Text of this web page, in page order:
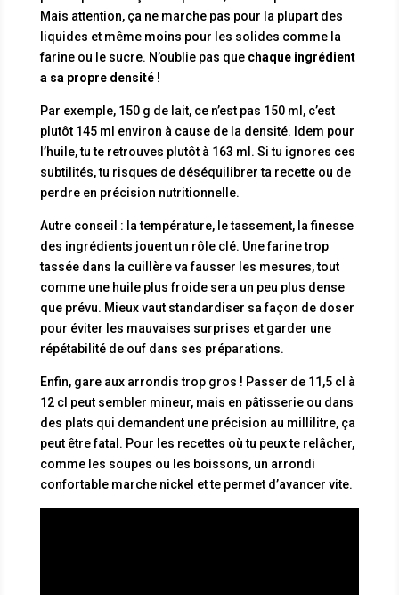
Mais attention, ça ne marche pas pour la plupart des
liquides et même moins pour les solides comme la
farine ou le sucre. N’oublie pas que chaque ingrédient
a sa propre densité!
Par exemple, 150 g de lait, ce n’est pas 150 ml, c’est
plutôt 145 ml environ à cause de la densité. Idem pour
l’huile, tu te retrouves plutôt à 163 ml. Si tu ignores ces
subtilités, tu risques de déséquilibrer ta recette ou de
perdre en précision nutritionnelle.
Autre conseil : la température, le tassement, la finesse
des ingrédients jouent un rôle clé. Une farine trop
tassée dans la cuillère va fausser les mesures, tout
comme une huile plus froide sera un peu plus dense
que prévu. Mieux vaut standardiser sa façon de doser
pour éviter les mauvaises surprises et garder une
répétabilité de ouf dans ses préparations.
Enfin, gare aux arrondis trop gros ! Passer de 11,5 cl à
12 cl peut sembler mineur, mais en pâtisserie ou dans
des plats qui demandent une précision au millilitre, ça
peut être fatal. Pour les recettes où tu peux te relâcher,
comme les soupes ou les boissons, un arrondi
confortable marche nickel et te permet d’avancer vite.